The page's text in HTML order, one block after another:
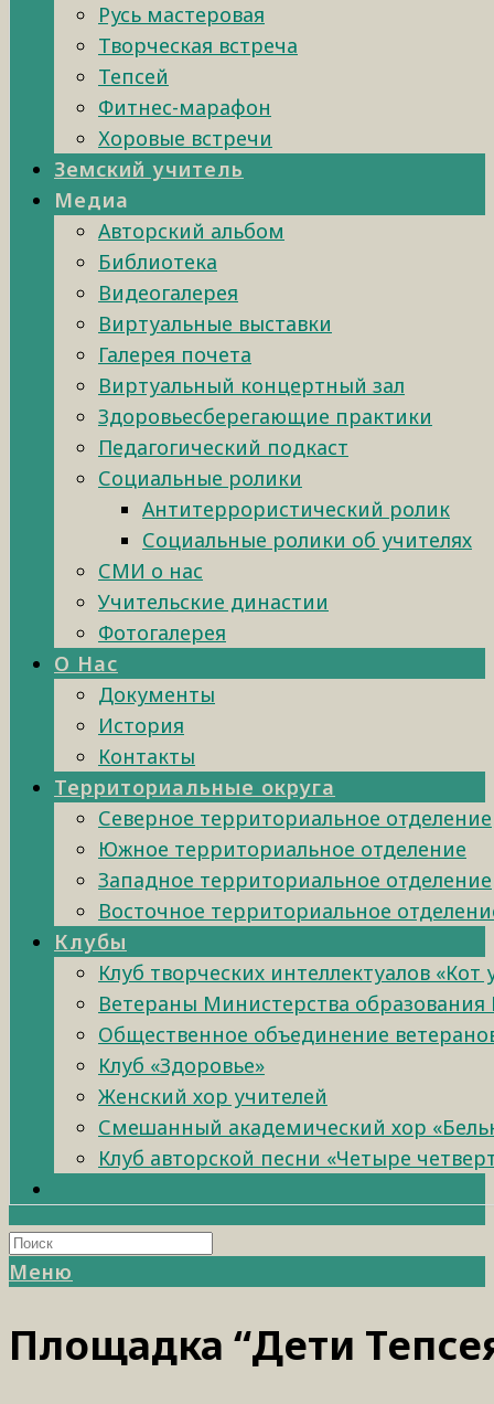
Русь мастеровая
Творческая встреча
Тепсей
Фитнес-марафон
Хоровые встречи
Земский учитель
Медиа
Авторский альбом
Библиотека
Видеогалерея
Виртуальные выставки
Галерея почета
Виртуальный концертный зал
Здоровьесберегающие практики
Педагогический подкаст
Социальные ролики
Антитеррористический ролик
Социальные ролики об учителях
СМИ о нас
Учительские династии
Фотогалерея
О Нас
Документы
История
Контакты
Территориальные округа
Северное территориальное отделение
Южное территориальное отделение
Западное территориальное отделение
Восточное территориальное
Клубы
Клуб творческих интеллектуалов «Кот
Ветераны Министерства образования
Общественное объединение
Клуб «Здоровье»
Женский хор учителей
Смешанный академический хор
Клуб авторской песни «Четыре
Меню
Площадка “Дети